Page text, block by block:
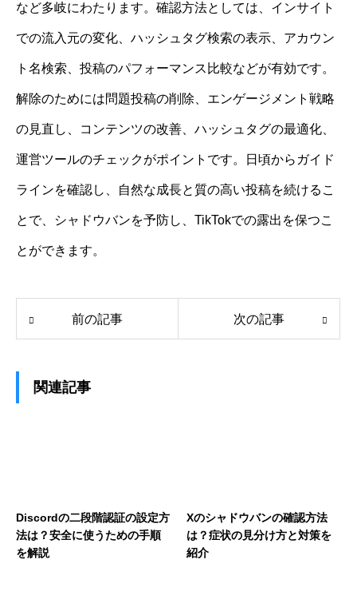
など多岐にわたります。確認方法としては、インサイト
での流入元の変化、ハッシュタグ検索の表示、アカウン
ト名検索、投稿のパフォーマンス比較などが有効です。
解除のためには問題投稿の削除、エンゲージメント戦略
の見直し、コンテンツの改善、ハッシュタグの最適化、
運営ツールのチェックがポイントです。日頃からガイド
ラインを確認し、自然な成長と質の高い投稿を続けるこ
とで、シャドウバンを予防し、TikTokでの露出を保つこ
とができます。
前の記事 次の記事
関連記事
Discordの二段階認証の設定方
法は？安全に使うための手順
を解説
Xのシャドウバンの確認方法
は？症状の見分け方と対策を
紹介